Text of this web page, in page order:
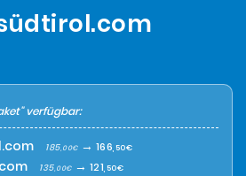
SICHERHEIT
verfügbar:
185,00€→ 166 ,50€
135,00€→ 121 ,50€